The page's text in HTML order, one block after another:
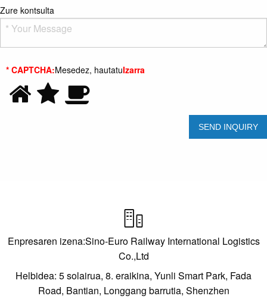
Zure kontsulta
* CAPTCHA:Mesedez, hautatuIzarra

Enpresaren izena:Sino-Euro Railway International Logistics
Co.,Ltd
Helbidea: 5 solairua, 8. eraikina, Yunli Smart Park, Fada
Road, Bantian, Longgang barrutia, Shenzhen